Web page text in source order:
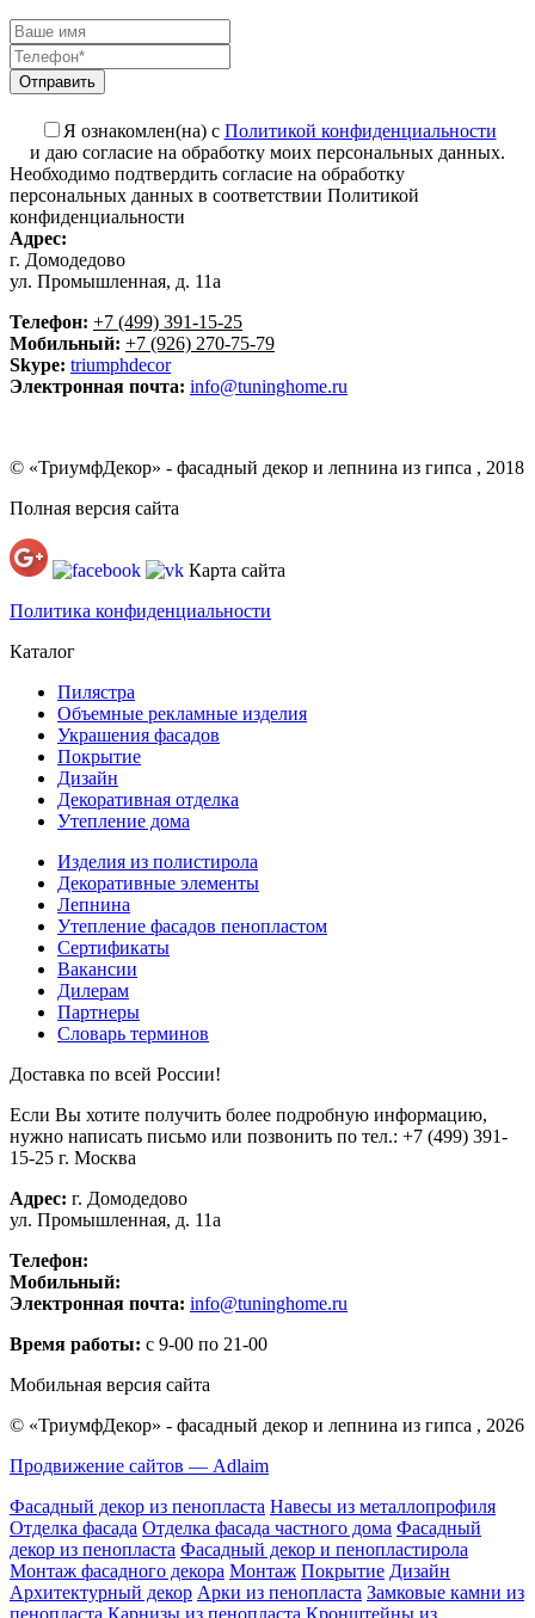
Я ознакомлен(на) с Политикой конфиденциальности
и даю согласие на обработку моих персональных данных.
Необходимо подтвердить согласие на обработку
персональных данных в соответствии Политикой
конфиденциальности
Адрес:
г. Домодедово
ул. Промышленная, д. 11а
Телефон: +7 (499) 391-15-25
Мобильный: +7 (926) 270-75-79
Skype: triumphdecor
Электронная почта: info@tuninghome.ru
© «ТриумфДекор» - фасадный декор и лепнина из гипса , 2018
Полная версия сайта
Карта сайта
Политика конфиденциальности
Каталог
Пилястра
Объемные рекламные изделия
Украшения фасадов
Покрытие
Дизайн
Декоративная отделка
Утепление дома
Изделия из полистирола
Декоративные элементы
Лепнина
Утепление фасадов пенопластом
Сертификаты
Вакансии
Дилерам
Партнеры
Словарь терминов
Доставка по всей России!
Если Вы хотите получить более подробную информацию,
нужно написать письмо или позвонить по тел.: +7 (499) 391-
15-25 г. Москва
Адрес: г. Домодедово
ул. Промышленная, д. 11а
Телефон:
Мобильный:
Электронная почта: info@tuninghome.ru
Время работы: с 9-00 по 21-00
Мобильная версия сайта
© «ТриумфДекор» - фасадный декор и лепнина из гипса , 2026
Продвижение сайтов — Adlaim
Фасадный декор из пенопласта Навесы из металлопрофиля
Отделка фасада Отделка фасада частного дома Фасадный
декор из пенопласта Фасадный декор и пенопластирола
Монтаж фасадного декора Монтаж Покрытие Дизайн
Архитектурный декор Арки из пенопласта Замковые камни из
пенопласта Карнизы из пенопласта Кронштейны из